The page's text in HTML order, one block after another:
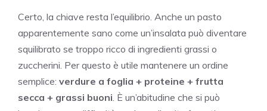
Certo, la chiave resta l’equilibrio. Anche un pasto
apparentemente sano come un’insalata può diventare
squilibrato se troppo ricco di ingredienti grassi o
zuccherini. Per questo è utile mantenere un ordine
semplice: verdure a foglia + proteine + frutta
secca + grassi buoni. È un’abitudine che si può